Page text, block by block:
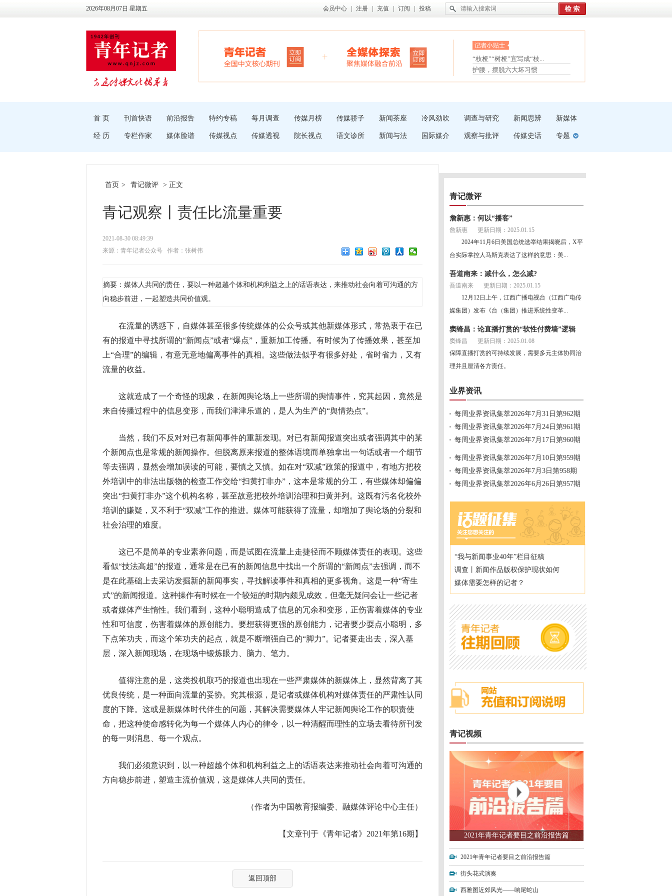
2026年08月07日 星期五 会员中心 注册 充值 订阅 投稿
眼白变红或是结膜下出血
“枝桠”“树桠”宜写成“枝...
夏天缓解疲劳有三招
护腰，摆脱六大坏习惯
首 页 刊首快语 前沿报告 特约专稿 每月调查 传媒月榜 传媒骄子 新闻茶座 冷风劲吹 调查与研究 新闻思辨 新媒体
经 历 专栏作家 媒体脸谱 传媒视点 传媒透视 院长视点 语文诊所 新闻与法 国际媒介 观察与批评 传媒史话 专题
首页 > 青记微评 > 正文
青记观察丨责任比流量重要
2021-08-30 08:49:39
来源：青年记者公众号
作者：张树伟
摘要：媒体人共同的责任，要以一种超越个体和机构利益之上的话语表达，来推动社会向着可沟通的方
向稳步前进，一起塑造共同价值观。
在流量的诱惑下，自媒体甚至很多传统媒体的公众号或其他新媒体形式，常热衷于在已
有的报道中寻找所谓的“新闻点”或者“爆点”，重新加工传播。有时候为了传播效果，甚至加
上“合理”的编辑，有意无意地偏离事件的真相。这些做法似乎有很多好处，省时省力，又有
流量的收益。
这就造成了一个奇怪的现象，在新闻舆论场上一些所谓的舆情事件，究其起因，竟然是
来自传播过程中的信息变形，而我们津津乐道的，是人为生产的“舆情热点”。
当然，我们不反对对已有新闻事件的重新发现。对已有新闻报道突出或者强调其中的某
个新闻点也是常规的新闻操作。但脱离原来报道的整体语境而单独拿出一句话或者一个细节
等去强调，显然会增加误读的可能，要慎之又慎。如在对“双减”政策的报道中，有地方把校
外培训中的非法出版物的检查工作交给“扫黄打非办”，这本是常规的分工，有些媒体却偏偏
突出“扫黄打非办”这个机构名称，甚至故意把校外培训治理和扫黄并列。这既有污名化校外
培训的嫌疑，又不利于“双减”工作的推进。媒体可能获得了流量，却增加了舆论场的分裂和
社会治理的难度。
这已不是简单的专业素养问题，而是试图在流量上走捷径而不顾媒体责任的表现。这些
看似“技法高超”的报道，通常是在已有的新闻信息中找出一个所谓的“新闻点”去强调，而不
是在此基础上去采访发掘新的新闻事实，寻找解读事件和真相的更多视角。这是一种“寄生
式”的新闻报道。这种操作有时候在一个较短的时期内颇见成效，但毫无疑问会让一些记者
或者媒体产生惰性。我们看到，这种小聪明造成了信息的冗余和变形，正伤害着媒体的专业
性和可信度，伤害着媒体的原创能力。要想获得更强的原创能力，记者要少耍点小聪明，多
下点笨功夫，而这个笨功夫的起点，就是不断增强自己的“脚力”。记者要走出去，深入基
层，深入新闻现场，在现场中锻炼眼力、脑力、笔力。
值得注意的是，这类投机取巧的报道也出现在一些严肃媒体的新媒体上，显然背离了其
优良传统，是一种面向流量的妥协。究其根源，是记者或媒体机构对媒体责任的严肃性认同
度的下降。这或是新媒体时代伴生的问题，其解决需要媒体人牢记新闻舆论工作的职责使
命，把这种使命感转化为每一个媒体人内心的律令，以一种清醒而理性的立场去看待所刊发
的每一则消息、每一个观点。
我们必须意识到，以一种超越个体和机构利益之上的话语表达来推动社会向着可沟通的
方向稳步前进，塑造主流价值观，这是媒体人共同的责任。
（作者为中国教育报编委、融媒体评论中心主任）
【文章刊于《青年记者》2021年第16期】
返回顶部
青记微评
詹新惠：何以“播客”
詹新惠
更新日期：2025.01.15
2024年11月6日美国总统选举结果揭晓后，X平
台实际掌控人马斯克表达了这样的意思：美...
吾道南来：减什么，怎么减?
吾道南来
更新日期：2025.01.15
12月12日上午，江西广播电视台（江西广电传
媒集团）发布《台（集团）推进系统性变革...
窦锋昌：论直播打赏的“软性付费墙”逻辑
窦锋昌
更新日期：2025.01.08
保障直播打赏的可持续发展，需要多元主体协同治
理并且厘清各方责任。
业界资讯
每周业界资讯集萃2026年7月31日第962期
每周业界资讯集萃2026年7月24日第961期
每周业界资讯集萃2026年7月17日第960期
每周业界资讯集萃2026年7月10日第959期
每周业界资讯集萃2026年7月3日第958期
每周业界资讯集萃2026年6月26日第957期
“我与新闻事业40年”栏目征稿
调查丨新闻作品版权保护现状如何
媒体需要怎样的记者？
青记视频
2021年青年记者要目之前沿报告篇
2021年青年记者要目之前沿报告篇
街头花式演奏
西雅图近郊风光——响尾蛇山